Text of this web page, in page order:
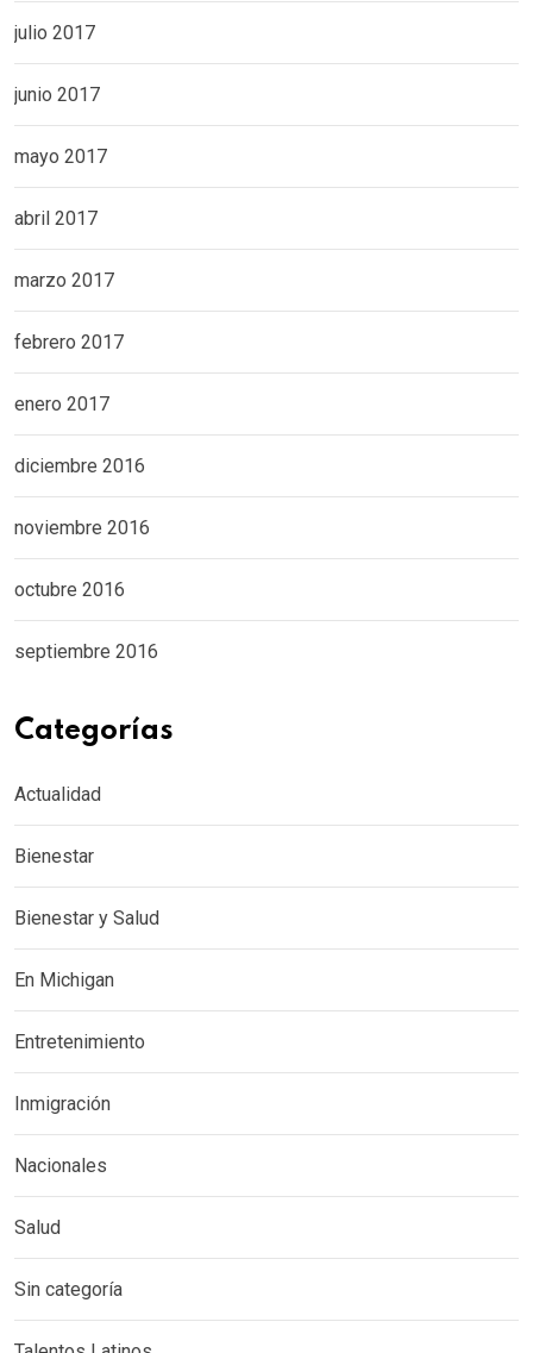
julio 2017
junio 2017
mayo 2017
abril 2017
marzo 2017
febrero 2017
enero 2017
diciembre 2016
noviembre 2016
octubre 2016
septiembre 2016
Categorías
Actualidad
Bienestar
Bienestar y Salud
En Michigan
Entretenimiento
Inmigración
Nacionales
Salud
Sin categoría